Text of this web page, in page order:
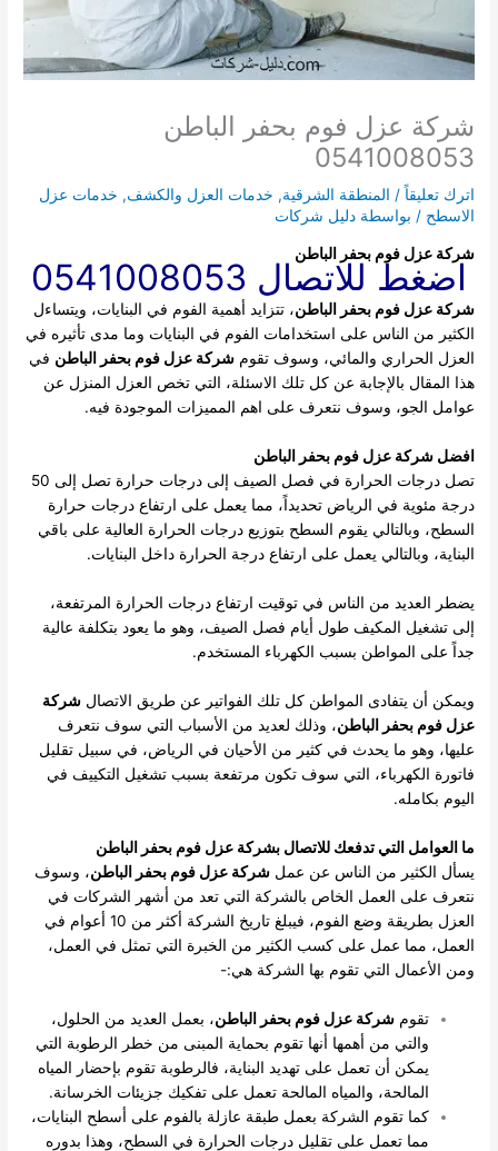
شركة عزل فوم بحفر الباطن
0541008053
اترك تعليقاً / المنطقة الشرقية, خدمات العزل والكشف, خدمات عزل
الاسطح / بواسطة دليل شركات
شركة عزل فوم بحفر الباطن
اضغط للاتصال 0541008053
شركة عزل فوم بحفر الباطن، تتزايد أهمية الفوم في البنايات، ويتساءل
الكثير من الناس على استخدامات الفوم في البنايات وما مدى تأثيره في
العزل الحراري والمائي، وسوف تقومشركة عزل فوم بحفر الباطن في
هذا المقال بالإجابة عن كل تلك الاسئلة، التي تخص العزل المنزل عن
عوامل الجو، وسوف نتعرف على اهم المميزات الموجودة فيه.
افضل شركة عزل فوم بحفر الباطن
تصل درجات الحرارة في فصل الصيف إلى درجات حرارة تصل إلى 50
درجة مئوية في الرياض تحديداً، مما يعمل على ارتفاع درجات حرارة
السطح، وبالتالي يقوم السطح بتوزيع درجات الحرارة العالية على باقي
البناية، وبالتالي يعمل على ارتفاع درجة الحرارة داخل البنايات.
يضطر العديد من الناس في توقيت ارتفاع درجات الحرارة المرتفعة،
إلى تشغيل المكيف طول أيام فصل الصيف، وهو ما يعود بتكلفة عالية
جداً على المواطن بسبب الكهرباء المستخدم.
ويمكن أن يتفادى المواطن كل تلك الفواتير عن طريق الاتصالشركة
عزل فوم بحفر الباطن، وذلك لعديد من الأسباب التي سوف نتعرف
عليها، وهو ما يحدث في كثير من الأحيان في الرياض، في سبيل تقليل
فاتورة الكهرباء، التي سوف تكون مرتفعة بسبب تشغيل التكييف في
اليوم بكامله.
ما العوامل التي تدفعك للاتصال بشركة عزل فوم بحفر الباطن
يسأل الكثير من الناس عن عملشركة عزل فوم بحفر الباطن، وسوف
نتعرف على العمل الخاص بالشركة التي تعد من أشهر الشركات في
العزل بطريقة وضع الفوم، فيبلغ تاريخ الشركة أكثر من 10 أعوام في
العمل، مما عمل على كسب الكثير من الخبرة التي تمثل في العمل،
ومن الأعمال التي تقوم بها الشركة هي:-
تقومشركة عزل فوم بحفر الباطن، بعمل العديد من الحلول،
والتي من أهمها أنها تقوم بحماية المبنى من خطر الرطوبة التي
يمكن أن تعمل على تهديد البناية، فالرطوبة تقوم بإحضار المياه
المالحة، والمياه المالحة تعمل على تفكيك جزيئات الخرسانة.
كما تقوم الشركة بعمل طبقة عازلة بالفوم على أسطح البنايات،
مما تعمل على تقليل درجات الحرارة في السطح، وهذا بدوره